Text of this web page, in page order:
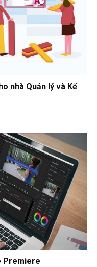
nhà Quản lý và Kế
Premiere